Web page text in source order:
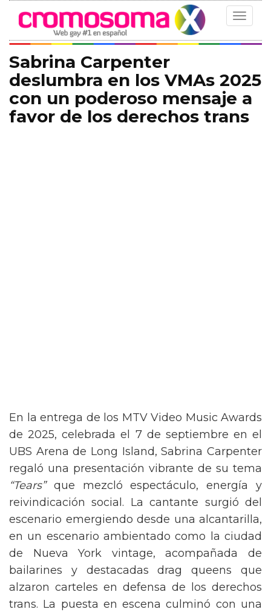
Toggle
Sabrina Carpenter
deslumbra en los VMAs 2025
con un poderoso mensaje a
favor de los derechos trans
En la entrega de los MTV Video Music Awards
de 2025, celebrada el 7 de septiembre en el
UBS Arena de Long Island, Sabrina Carpenter
regaló una presentación vibrante de su tema
“Tears”que mezcló espectáculo, energía y
reivindicación social. La cantante surgió del
escenario emergiendo desde una alcantarilla,
en un escenario ambientado como la ciudad
de Nueva York vintage, acompañada de
bailarines y destacadas drag queens que
alzaron carteles en defensa de los derechos
trans. La puesta en escena culminó con una